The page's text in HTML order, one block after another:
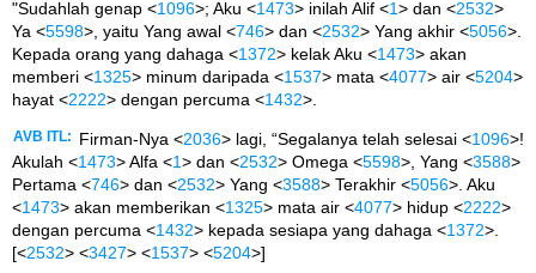
"Sudahlah genap <1096>; Aku <1473> inilah Alif <1> dan <2532>
Ya <5598>, yaitu Yang awal <746> dan <2532> Yang akhir <5056>.
Kepada orang yang dahaga <1372> kelak Aku <1473> akan
memberi <1325> minum daripada <1537> mata <4077> air <5204>
hayat <2222> dengan percuma <1432>.
AVB ITL: Firman-Nya <2036> lagi, “Segalanya telah selesai <1096>!
Akulah <1473> Alfa <1> dan <2532> Omega <5598>, Yang <3588>
Pertama <746> dan <2532> Yang <3588> Terakhir <5056>. Aku
<1473> akan memberikan <1325> mata air <4077> hidup <2222>
dengan percuma <1432> kepada sesiapa yang dahaga <1372>.
[<2532> <3427> <1537> <5204>]